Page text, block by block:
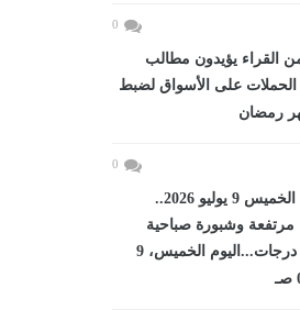
0
من القراء يؤيدون مطالب
الحملات على الأسواق لضبط
رمضان
0
طقس الخميس 9 يوليو 2026..
مرتفعة وشبورة صباحية
والأرصاد تكشف درجات...اليوم الخميس، 9